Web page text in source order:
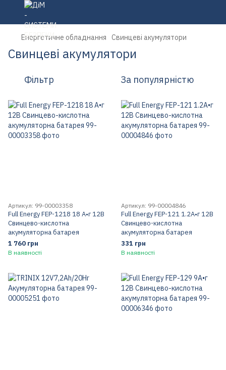
Енергетичне обладнання Свинцеві акумулятори
Свинцеві акумулятори
Фільтр За популярністю
Артикул: 99-00003358
Full Energy FEP-1218 18 А•г 12В
Свинцево-кислотна
акумуляторна батарея
1 760 грн
В наявності
Артикул: 99-00004846
Full Energy FEP-121 1.2А•г 12В
Свинцево-кислотна
акумуляторна батарея
331 грн
В наявності